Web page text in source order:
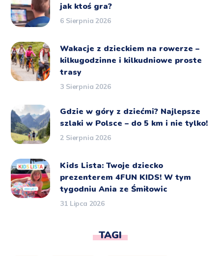
jak ktoś gra?
6 Sierpnia 2026
Wakacje z dzieckiem na rowerze –
kilkugodzinne i kilkudniowe proste
trasy
3 Sierpnia 2026
Gdzie w góry z dziećmi? Najlepsze
szlaki w Polsce – do 5 km i nie tylko!
2 Sierpnia 2026
Kids Lista: Twoje dziecko
prezenterem 4FUN KIDS! W tym
tygodniu Ania ze Śmiłowic
31 Lipca 2026
TAGI